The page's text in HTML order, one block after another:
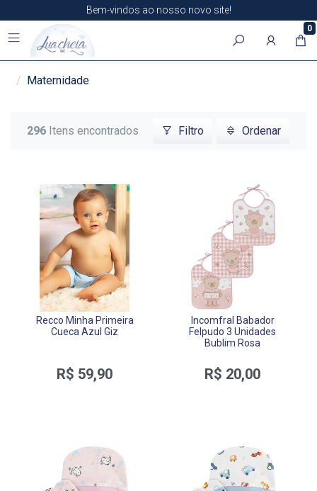
Bem-vindos ao nosso novo site!
0
Maternidade
296 Itens encontrados Filtro Ordenar
Recco Minha Primeira
Cueca Azul Giz
R$ 59,90
Incomfral Babador
Felpudo 3 Unidades
Bublim Rosa
R$ 20,00